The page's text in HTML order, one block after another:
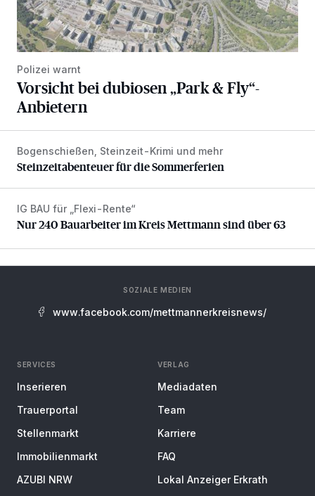
Polizei warnt
Vorsicht bei dubiosen „Park & Fly“-
Anbietern
Steinzeitabenteuer für die Sommerferien
Bogenschießen, Steinzeit-Krimi und mehr
Steinzeitabenteuer für die Sommerferien
Nur 240 Bauarbeiter im Kreis Mettmann sind über 63
IG BAU für „Flexi-Rente“
Nur 240 Bauarbeiter im Kreis Mettmann sind über 63
SOZIALE MEDIEN
www.facebook.com/mettmannerkreisnews/
SERVICES
Inserieren
Trauerportal
Stellenmarkt
Immobilienmarkt
AZUBI NRW
VERLAG
Mediadaten
Team
Karriere
FAQ
Lokal Anzeiger Erkrath